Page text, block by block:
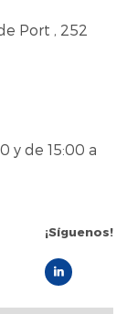
Port , 252
y de 15:00 a
¡Síguenos!